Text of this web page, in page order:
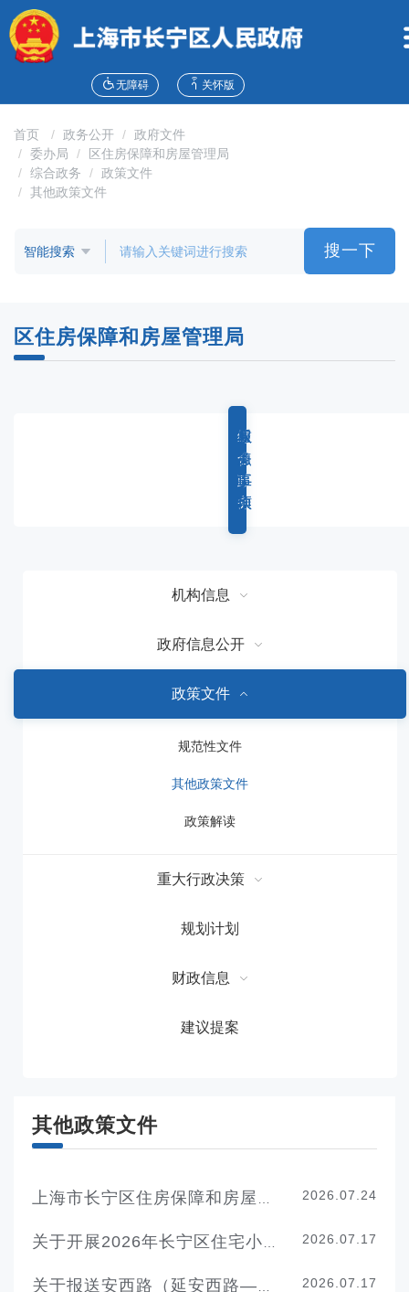
障
碍
说
无障碍 关怀版
首页 政务公开
政府文件
委办局
区住房保障和房屋管理局
综合政务
政策文件
其他政策文件
搜一下
区住房保障和房屋管理局
综
合
政
务
重
点
工
作
权
力
事
项
服
务
事
项
机构信息
政府信息公开
政策文件
规范性文件
其他政策文件
政策解读
重大行政决策
规划计划
财政信息
建议提案
其他政策文件
2026.07.24
2026.07.17
2026.07.17